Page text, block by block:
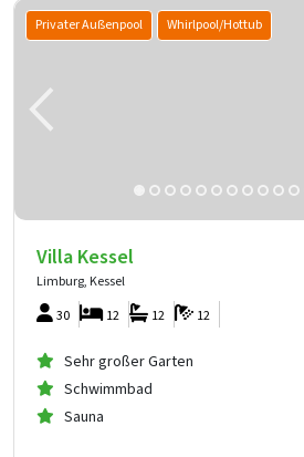
Privater Außenpool Whirlpool/Hottub
Villa Kessel
Limburg, Kessel
30 12
12
12
Sehr großer Garten
Schwimmbad
Sauna